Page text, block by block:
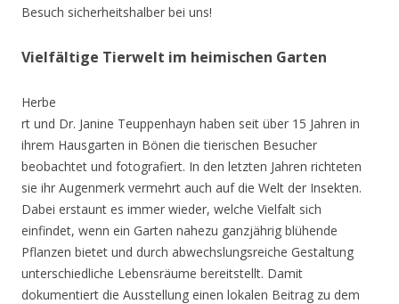
Besuch sicherheitshalber bei uns!
Vielfältige Tierwelt im heimischen Garten
Herbe
rt und Dr. Janine Teuppenhayn haben seit über 15 Jahren in
ihrem Hausgarten in Bönen die tierischen Besucher
beobachtet und fotografiert. In den letzten Jahren richteten
sie ihr Augenmerk vermehrt auch auf die Welt der Insekten.
Dabei erstaunt es immer wieder, welche Vielfalt sich
einfindet, wenn ein Garten nahezu ganzjährig blühende
Pflanzen bietet und durch abwechslungsreiche Gestaltung
unterschiedliche Lebensräume bereitstellt. Damit
dokumentiert die Ausstellung einen lokalen Beitrag zu dem